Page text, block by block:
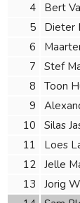
4
Bert
5
Dieter
6
7
Stef
8
Toon
9
10
Silas
11
Loes
12
Jelle
13
Jorig